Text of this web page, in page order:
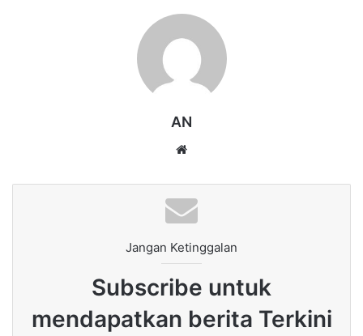
AN
Jangan Ketinggalan
Subscribe untuk
mendapatkan berita Terkini